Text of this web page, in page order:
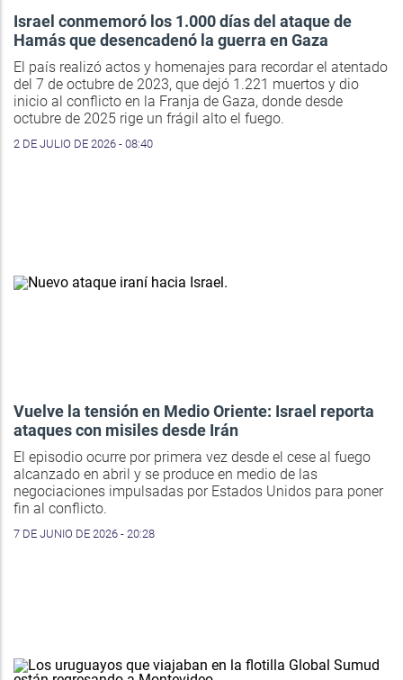
Israel conmemoró los 1.000 días del ataque de
Hamás que desencadenó la guerra en Gaza
El país realizó actos y homenajes para recordar el atentado
del 7 de octubre de 2023, que dejó 1.221 muertos y dio
inicio al conflicto en la Franja de Gaza, donde desde
octubre de 2025 rige un frágil alto el fuego.
2 DE JULIO DE 2026 - 08:40
Vuelve la tensión en Medio Oriente: Israel reporta
ataques con misiles desde Irán
El episodio ocurre por primera vez desde el cese al fuego
alcanzado en abril y se produce en medio de las
negociaciones impulsadas por Estados Unidos para poner
fin al conflicto.
7 DE JUNIO DE 2026 - 20:28